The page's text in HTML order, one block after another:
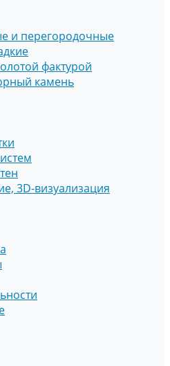
и перегородочные
фактурой
камень
3D-визуализация